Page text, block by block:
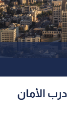
الأمان